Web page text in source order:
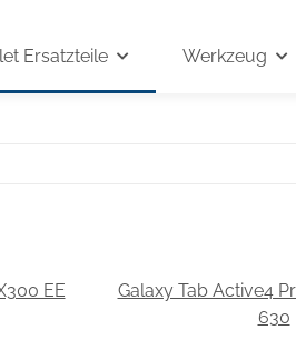
Ersatzteile Werkzeug
EE
Galaxy Tab Active4
630